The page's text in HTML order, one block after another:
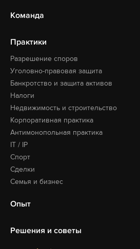
Команда
Практики
Разрешение споров
Уголовно-правовая защита
Банкротство и защита активов
Налоги
Недвижимость и строительство
Корпоративная практика
Антимонопольная практика
IT / IP
Спорт
Сделки
Семья и бизнес
Опыт
Решения и советы